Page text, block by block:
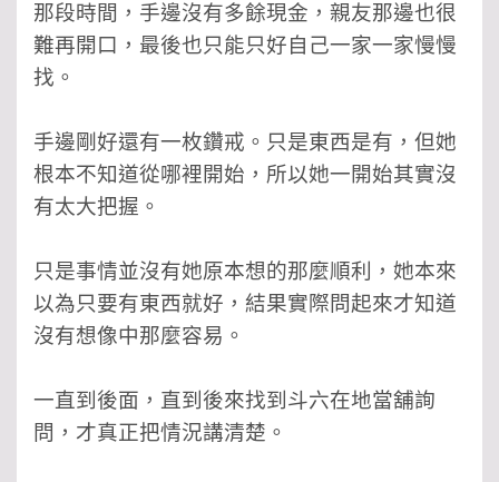
那段時間，手邊沒有多餘現金，親友那邊也很
難再開口，最後也只能只好自己一家一家慢慢
找。
手邊剛好還有一枚鑽戒。只是東西是有，但她
根本不知道從哪裡開始，所以她一開始其實沒
有太大把握。
只是事情並沒有她原本想的那麼順利，她本來
以為只要有東西就好，結果實際問起來才知道
沒有想像中那麼容易。
一直到後面，直到後來找到斗六在地當舖詢
問，才真正把情況講清楚。